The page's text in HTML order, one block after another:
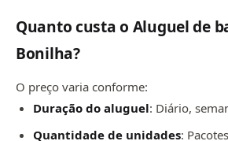
Quanto custa o Aluguel de
Bonilha?
O preço varia conforme:
Duração do aluguel: Diário,
Quantidade de unidades: